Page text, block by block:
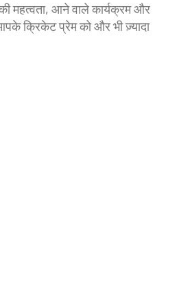
महत्वता, आने वाले कार्यक्रम और
क्रिकेट प्रेम को और भी ज़्यादा